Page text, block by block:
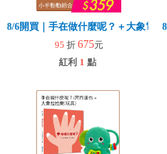
8/6開買｜手在做什麼呢？＋大象電子
95 折 675元
紅利 1 點